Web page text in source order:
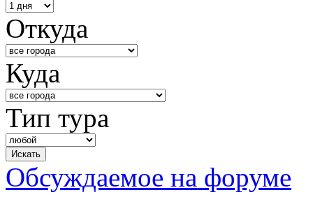
Откуда
Куда
Тип тура
Обсуждаемое на форуме